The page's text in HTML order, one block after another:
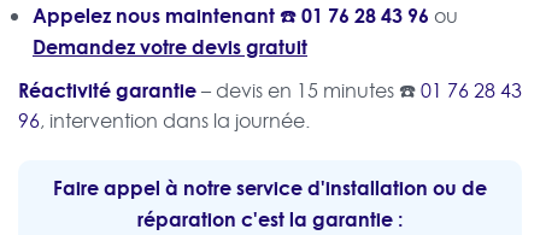
Appelez nous maintenant ☎️01 76 28 43 96 ou
Demandez votre devis gratuit
Réactivité garantie– devis en 15 minutes ☎️01 76 28 43
96, intervention dans la journée.
Faire appel à notre service d'installation ou de
réparation c'est la garantie :